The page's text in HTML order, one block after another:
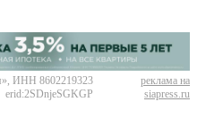
ИНН 8602219323
erid:2SDnjeSGKGP
реклама на
siapress.ru